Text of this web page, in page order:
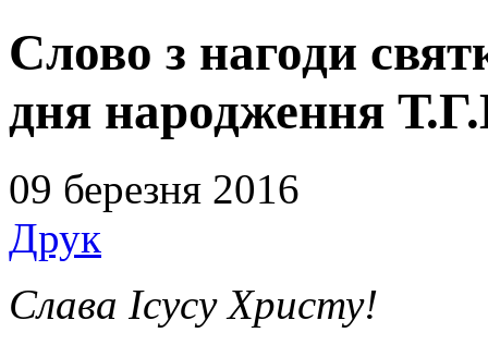
Слово з нагоди
дня народження
09 березня 2016
Друк
Слава Ісусу Христу!